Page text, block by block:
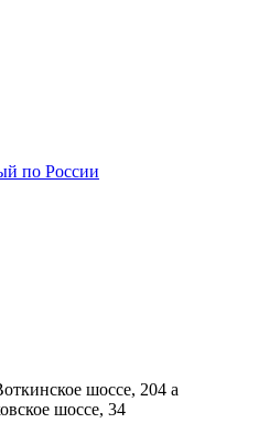
по России
шоссе, 204 а
шоссе, 34